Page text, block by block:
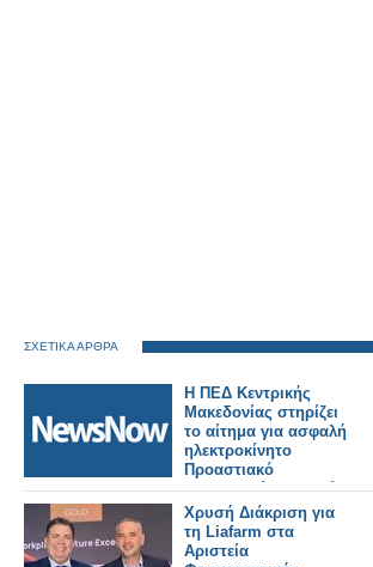
ΣΧΕΤΙΚΑ ΑΡΘΡΑ
Η ΠΕΔ Κεντρικής
Μακεδονίας στηρίζει
το αίτημα για ασφαλή
ηλεκτροκίνητο
Προαστιακό
Θεσσαλονίκη–Πλατύ–
Έδεσσα.
Χρυσή Διάκριση για
τη Liafarm στα
Αριστεία